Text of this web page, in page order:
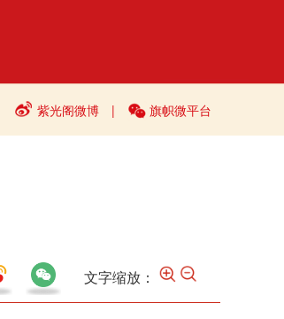
紫光阁微博 | 旗帜微平台
文字缩放：